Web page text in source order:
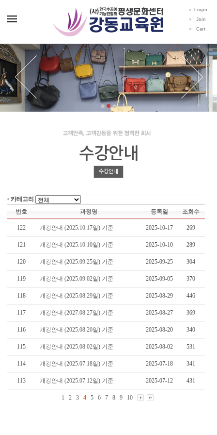
Login
Join
Cart
수강안내
수강안내
카테고리
번호
과정명 등록일 조회수
122 개강안내 (2025.10.17일) 기준 2025-10-17 269
121 개강안내 (2025.10.10일) 기준 2025-10-10 289
120 개강안내 (2025.09.25일) 기준 2025-09-25 304
119 개강안내 (2025.09.02일) 기준 2025-09-05 370
118 개강안내 (2025.08.29일) 기준 2025-08-29 446
117 개강안내 (2027.08.27일) 기준 2025-08-27 369
116 개강안내 (2025.08.20일) 기준 2025-08-20 340
115 개강안내 (2025.08.02일) 기준 2025-08-02 531
114 개강안내 (2025.07.18일) 기준 2025-07-18 341
113 개강안내 (2025.07.12일) 기준 2025-07-12 431
1 2 3 4 5 6 7 8 9 10